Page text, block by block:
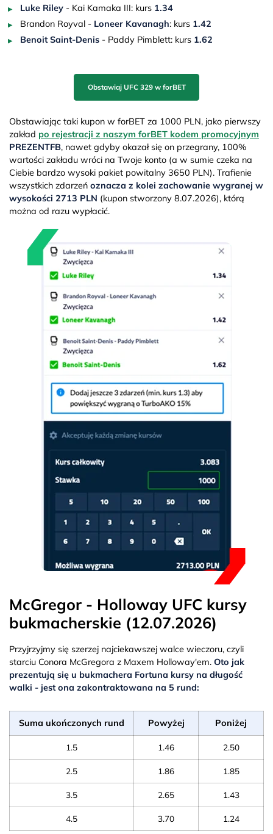
Luke Riley - Kai Kamaka III: kurs 1.34
Brandon Royval - Loneer Kavanagh: kurs 1.42
Benoit Saint-Denis - Paddy Pimblett: kurs 1.62
Obstawiaj UFC 329 w forBET
Obstawiając taki kupon w forBET za 1000 PLN, jako pierwszy
zakład po rejestracji z naszym forBET kodem promocyjnym
PREZENTFB, nawet gdyby okazał się on przegrany, 100%
wartości zakładu wróci na Twoje konto (a w sumie czeka na
Ciebie bardzo wysoki pakiet powitalny 3650 PLN). Trafienie
wszystkich zdarzeń oznacza z kolei zachowanie wygranej w
wysokości 2713 PLN (kupon stworzony 8.07.2026), którą
można od razu wypłacić.
McGregor - Holloway UFC kursy
bukmacherskie (12.07.2026)
Przyjrzyjmy się szerzej najciekawszej walce wieczoru, czyli
starciu Conora McGregora z Maxem Holloway'em. Oto jak
prezentują się u bukmachera Fortuna kursy na długość
walki - jest ona zakontraktowana na 5 rund:
Suma ukończonych rund Powyżej Poniżej
1.5 1.46 2.50
2.5 1.86 1.85
3.5 2.65 1.43
4.5 3.70 1.24